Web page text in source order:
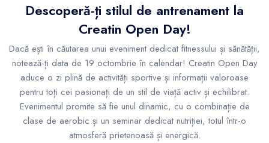
Descoperă-ți stilul de antrenament la
Creatin Open Day!
Dacă ești în căutarea unui eveniment dedicat fitnessului și sănătății,
notează-ți data de 19 octombrie în calendar! Creatin Open Day
aduce o zi plină de activități sportive și informații valoroase
pentru toți cei pasionați de un stil de viață activ și echilibrat.
Evenimentul promite să fie unul dinamic, cu o combinație de
clase de aerobic și un seminar dedicat nutriției, totul într-o
atmosferă prietenoasă și energică.